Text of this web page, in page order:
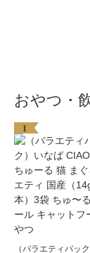
おやつ・
1
（バラエティパッ